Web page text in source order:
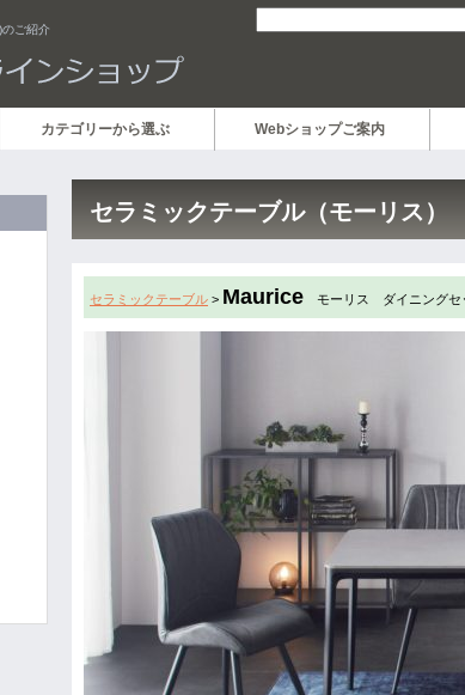
ご紹介
セラミックテーブル（モーリス）
セラミックテーブル > Maurice モーリス ダイニングセ
カテゴリーから選ぶ Webショップご案内